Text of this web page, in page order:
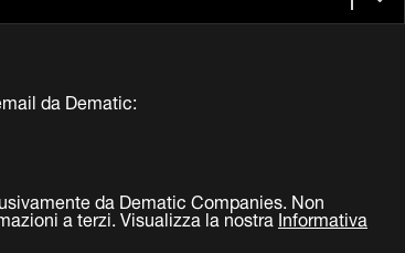
da Dematic:
da Dematic Companies. Non
a terzi. Visualizza la nostraInformativa